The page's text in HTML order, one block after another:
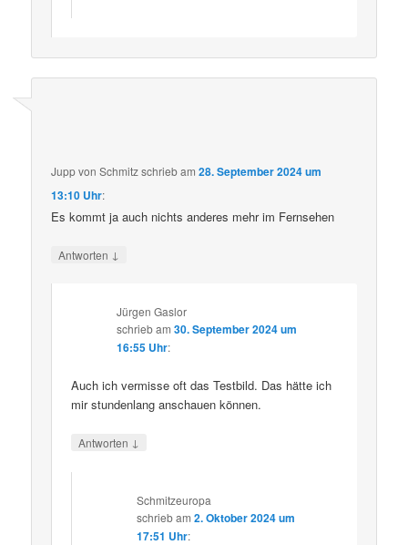
Jupp von Schmitzschriebam28. September 2024 um
13:10 Uhr:
Es kommt ja auch nichts anderes mehr im Fernsehen
Antworten ↓
Jürgen Gaslor
schriebam30. September 2024 um
16:55 Uhr:
Auch ich vermisse oft das Testbild. Das hätte ich
mir stundenlang anschauen können.
Antworten ↓
Schmitzeuropa
schriebam2. Oktober 2024 um
17:51 Uhr: